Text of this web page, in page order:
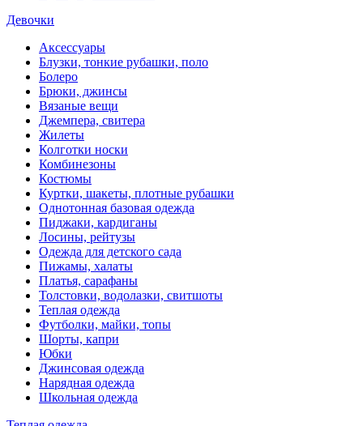
Девочки
Аксессуары
Блузки, тонкие рубашки, поло
Болеро
Брюки, джинсы
Вязаные вещи
Джемпера, свитера
Жилеты
Колготки носки
Комбинезоны
Костюмы
Куртки, шакеты, плотные рубашки
Однотонная базовая одежда
Пиджаки, кардиганы
Лосины, рейтузы
Одежда для детского сада
Пижамы, халаты
Платья, сарафаны
Толстовки, водолазки, свитшоты
Теплая одежда
Футболки, майки, топы
Шорты, капри
Юбки
Джинсовая одежда
Нарядная одежда
Школьная одежда